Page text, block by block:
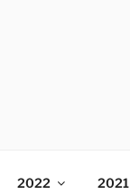
2022 2021